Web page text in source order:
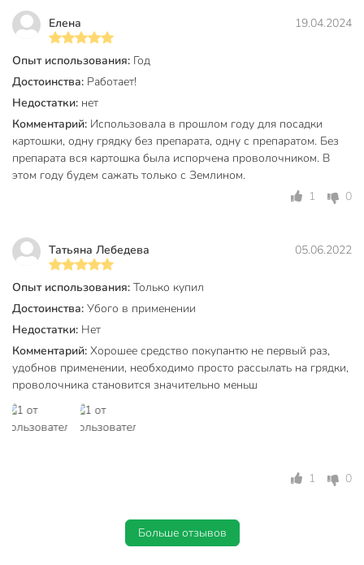
Елена 19.04.2024
Опыт использования: Год
Достоинства: Работает!
Недостатки: нет
Комментарий: Использовала в прошлом году для посадки
картошки, одну грядку без препарата, одну с препаратом. Без
препарата вся картошка была испорчена проволочником. В
этом году будем сажать только с Землином.
1
0
Татьяна Лебедева 05.06.2022
Опыт использования: Только купил
Достоинства: Убого в применении
Недостатки: Нет
Комментарий: Хорошее средство покупантю не первый раз,
удобнов применении, необходимо просто рассылать на грядки,
проволочника становится значительно меньш
1 0
Больше отзывов